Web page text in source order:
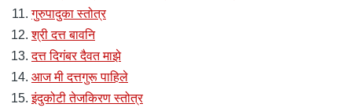
गुरुपादुका स्तोत्र
श्री दत्त बावनि
दत्त दिगंबर दैवत माझे
आज मी दत्तगुरू पाहिले
इंदुकोटी तेजकिरण स्तोत्र